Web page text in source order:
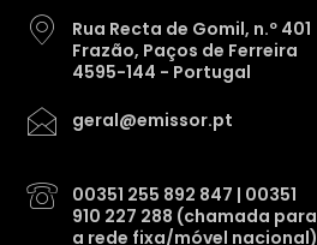
Rua Recta de Gomil, n.º 401
Frazão, Paços de Ferreira
4595-144 - Portugal
geral@emissor.pt
00351 255 892 847 | 00351
910 227 288 (chamada para
a rede fixa/móvel nacional)